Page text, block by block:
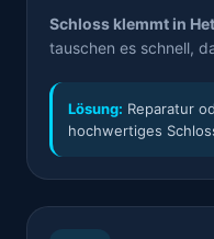
Schloss klemmt in
tauschen es schnell,
Lösung: Reparatur
hochwertiges